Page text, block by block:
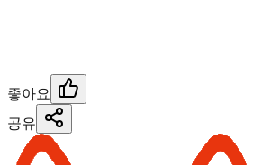
좋아요
공유